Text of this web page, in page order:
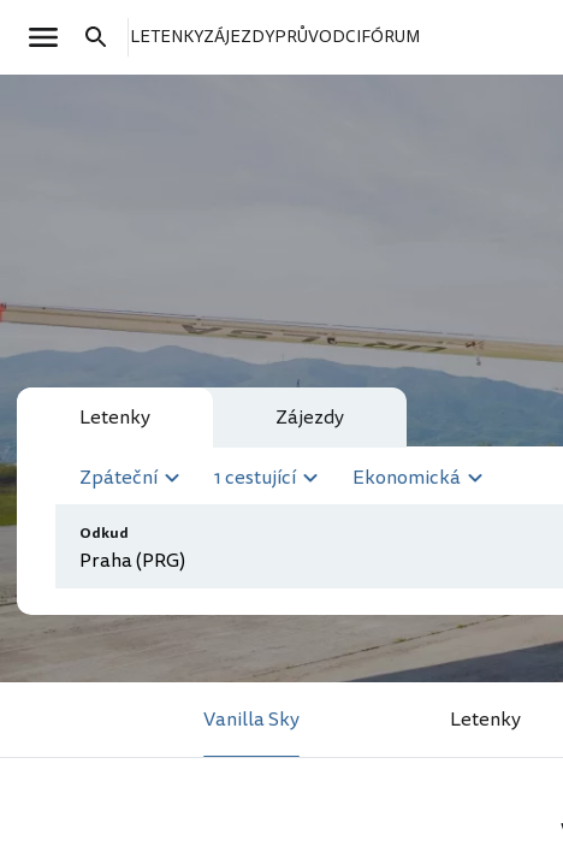
LETENKYZÁJEZDYPRŮVODCIFÓRUM
Letenky Zájezdy
Zpáteční 1 cestující Ekonomická
Odkud
Vanilla Sky Letenky